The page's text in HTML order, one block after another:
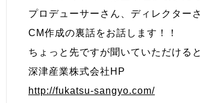
プロデューサーさん、ディレクター
CM作成の裏話をお話します！！
ちょっと先ですが聞いていただける
深津産業株式会社HP
http://fukatsu-sangyo.com/